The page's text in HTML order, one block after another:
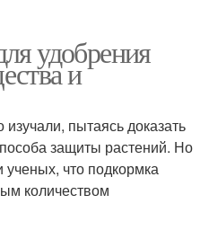
удобрения
и
пытаясь доказать
защиты растений. Но
что подкормка
количеством